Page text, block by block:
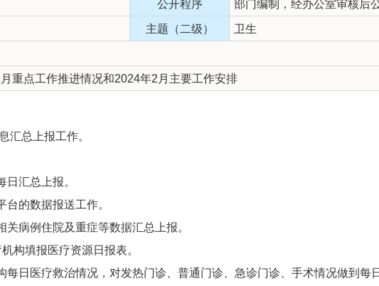
公开程序 部门编制，经办公室审核后
主题（二级） 卫生
重点工作推进情况和2024年2月主要工作安排
汇总上报工作。
日汇总上报。
台的数据报送工作。
关病例住院及重症等数据汇总上报。
构填报医疗资源日报表。
每日医疗救治情况，对发热门诊、普通门诊、急诊门诊、手术情况做到每